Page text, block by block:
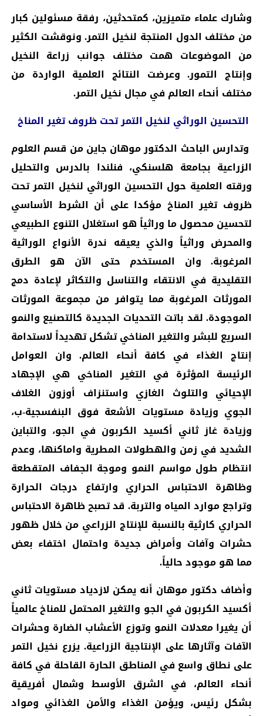
وشارك علماء متميزين، كمتحدثين، رفقة مسئولين كبار
من مختلف الدول المنتجة لنخيل التمر. ونوقشت الكثير
من الموضوعات همت مختلف جوانب زراعة النخيل
وإنتاج التمور. وعرضت النتائج العلمية الواردة من
مختلف أنحاء العالم في مجال نخيل التمر.
التحسين الوراثي لنخيل التمر تحت ظروف تغير المناخ
وتدارس الباحث الدكتور موهان جاين من قسم العلوم
الزراعية بجامعة هلسنكي، فنلندا بالدرس والتحليل
ورقته العلمية حول التحسين الوراثي لنخيل التمر تحت
ظروف تغير المناخ مؤكدا على أن الشرط الأساسي
لتحسين محصول ما وراثياً هو استغلال التنوع الطبيعي
والمحرض وراثياً والذي يعيقه ندرة الأنواع الوراثية
المرغوبة. وان المستخدم حتى الآن هو الطرق
التقليدية في الانتقاء والتناسل والتكاثر لإعادة دمج
المورثات المرغوبة مما يتوافر من مجموعة المورثات
الموجودة. لقد باتت التحديات الجديدة كالتصنيع والنمو
السريع للبشر والتغير المناخي تشكل تهديداً لاستدامة
إنتاج الغذاء في كافة أنحاء العالم. وان العوامل
الرئيسة المؤثرة في التغير المناخي هي الإجهاد
الإحيائي والتلوث الغازي واستنزاف أوزون الغلاف
الجوي وزيادة مستويات الأشعة فوق البنفسجية-ب،
وزيادة غاز ثاني أكسيد الكربون في الجو، والتباين
الشديد في زمن والهطولات المطرية واماكنها، وعدم
انتظام طول مواسم النمو وموجة الجفاف المتقطعة
وظاهرة الاحتباس الحراري وارتفاع درجات الحرارة
وتراجع موارد المياه والتربة. قد تصبح ظاهرة الاحتباس
الحراري كارثية بالنسبة للإنتاج الزراعي من خلال ظهور
حشرات وآفات وأمراض جديدة واحتمال اختفاء بعض
مما هو موجود حالياً.
وأضاف دكتور موهان أنه يمكن لازدياد مستويات ثاني
أكسيد الكربون في الجو والتغير المحتمل للمناخ عالمياً
أن يغيرا معدلات النمو وتوزع الأعشاب الضارة وحشرات
الآفات وآثارها على الإنتاجية الزراعية. يزرع نخيل التمر
على نطاق واسع في المناطق الحارة القاحلة في كافة
أنحاء العالم، في الشرق الأوسط وشمال أفريقية
بشكل رئيس، ويؤمن الغذاء والأمن الغذائي ومواد